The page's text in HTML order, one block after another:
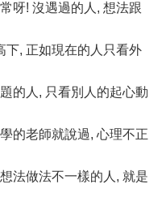
呀! 沒遇過的人, 想法跟
下, 正如現在的人只看外
的人, 只看別人的起心動
的老師就說過, 心理不正
法做法不一樣的人, 就是